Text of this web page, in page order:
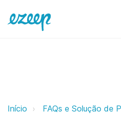
Erro “Connection
Início
FAQs e Solução de